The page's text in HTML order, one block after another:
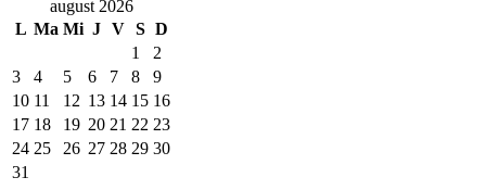
august 2026
L Ma Mi J V S D
1
2
3
4 5 6 7 8
9
10 11 12 13 14 15 16
17 18 19 20 21 22 23
24 25 26 27 28 29 30
31